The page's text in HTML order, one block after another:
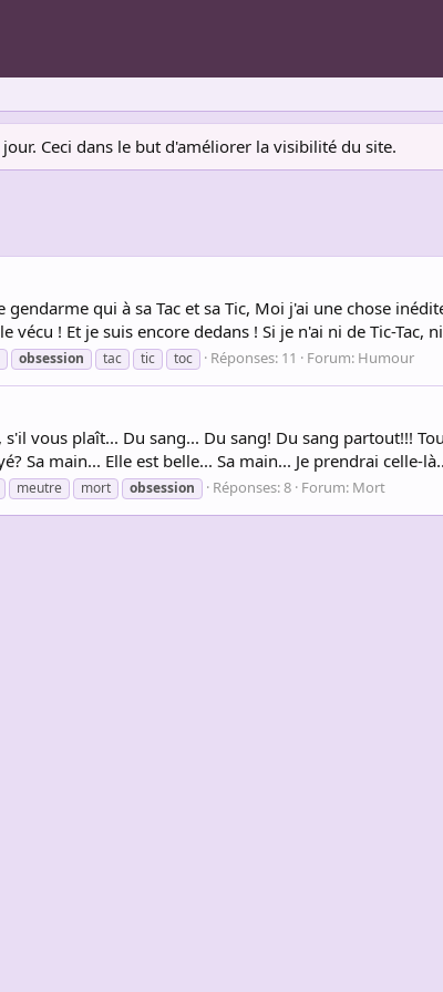
Ceci dans le but d'améliorer la visibilité du site.
gendarme qui à sa Tac et sa Tic, Moi j'ai une chose
! Et je suis encore dedans ! Si je n'ai ni de Tic-Tac,
obsession tac tic toc Réponses: 11 Forum: Humour
vous plaît... Du sang... Du sang! Du sang partout!!!
Sa main... Elle est belle... Sa main... Je prendrai celle-
meutre mort obsession Réponses: 8 Forum: Mort